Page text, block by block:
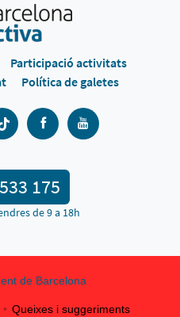
Participació activitats
Política de galetes
175
de 9 a 18h
Queixes i suggeriments